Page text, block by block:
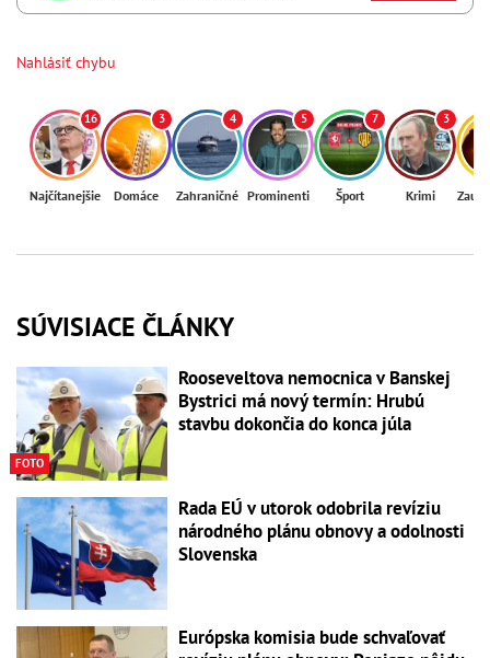
Nahlásiť chybu
16
Najčítanejšie
3
Domáce
4
Zahraničné
5
Prominenti
7
Šport
3
Krimi
SÚVISIACE ČLÁNKY
FOTO
Rooseveltova nemocnica v Banskej
Bystrici má nový termín: Hrubú
stavbu dokončia do konca júla
Rada EÚ v utorok odobrila revíziu
národného plánu obnovy a odolnosti
Slovenska
Európska komisia bude schvaľovať